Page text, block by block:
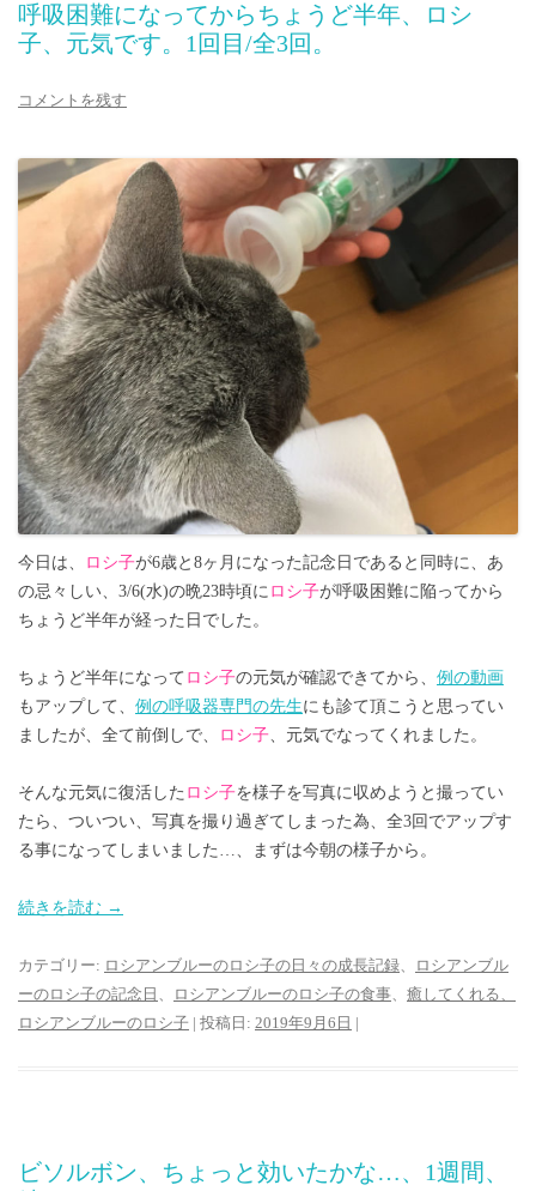
呼吸困難になってからちょうど半年、ロシ
子、元気です。1回目/全3回。
コメントを残す
今日は、 ロシ子が6歳と8ヶ月になった記念日であると同時に、あ
の忌々しい、3/6(水)の晩23時頃に ロシ子が呼吸困難に陥ってから
ちょうど半年が経った日でした。
ちょうど半年になって ロシ子の元気が確認できてから、 例の動画
もアップして、 例の呼吸器専門の先生にも診て頂こうと思ってい
ましたが、全て前倒しで、
ロシ子 、元気でなってくれました。
そんな元気に復活した ロシ子を様子を写真に収めようと撮ってい
たら、ついつい、写真を撮り過ぎてしまった為、全3回でアップす
る事になってしまいました…、まずは今朝の様子から。
続きを読む →
カテゴリー: ロシアンブルーのロシ子の日々の成長記録
ロシアンブル
ーのロシ子の記念日
ロシアンブルーのロシ子の食事
癒してくれる、
ロシアンブルーのロシ子 | 投稿日: 2019年9月6日 |
ビソルボン、ちょっと効いたかな…、1週間、